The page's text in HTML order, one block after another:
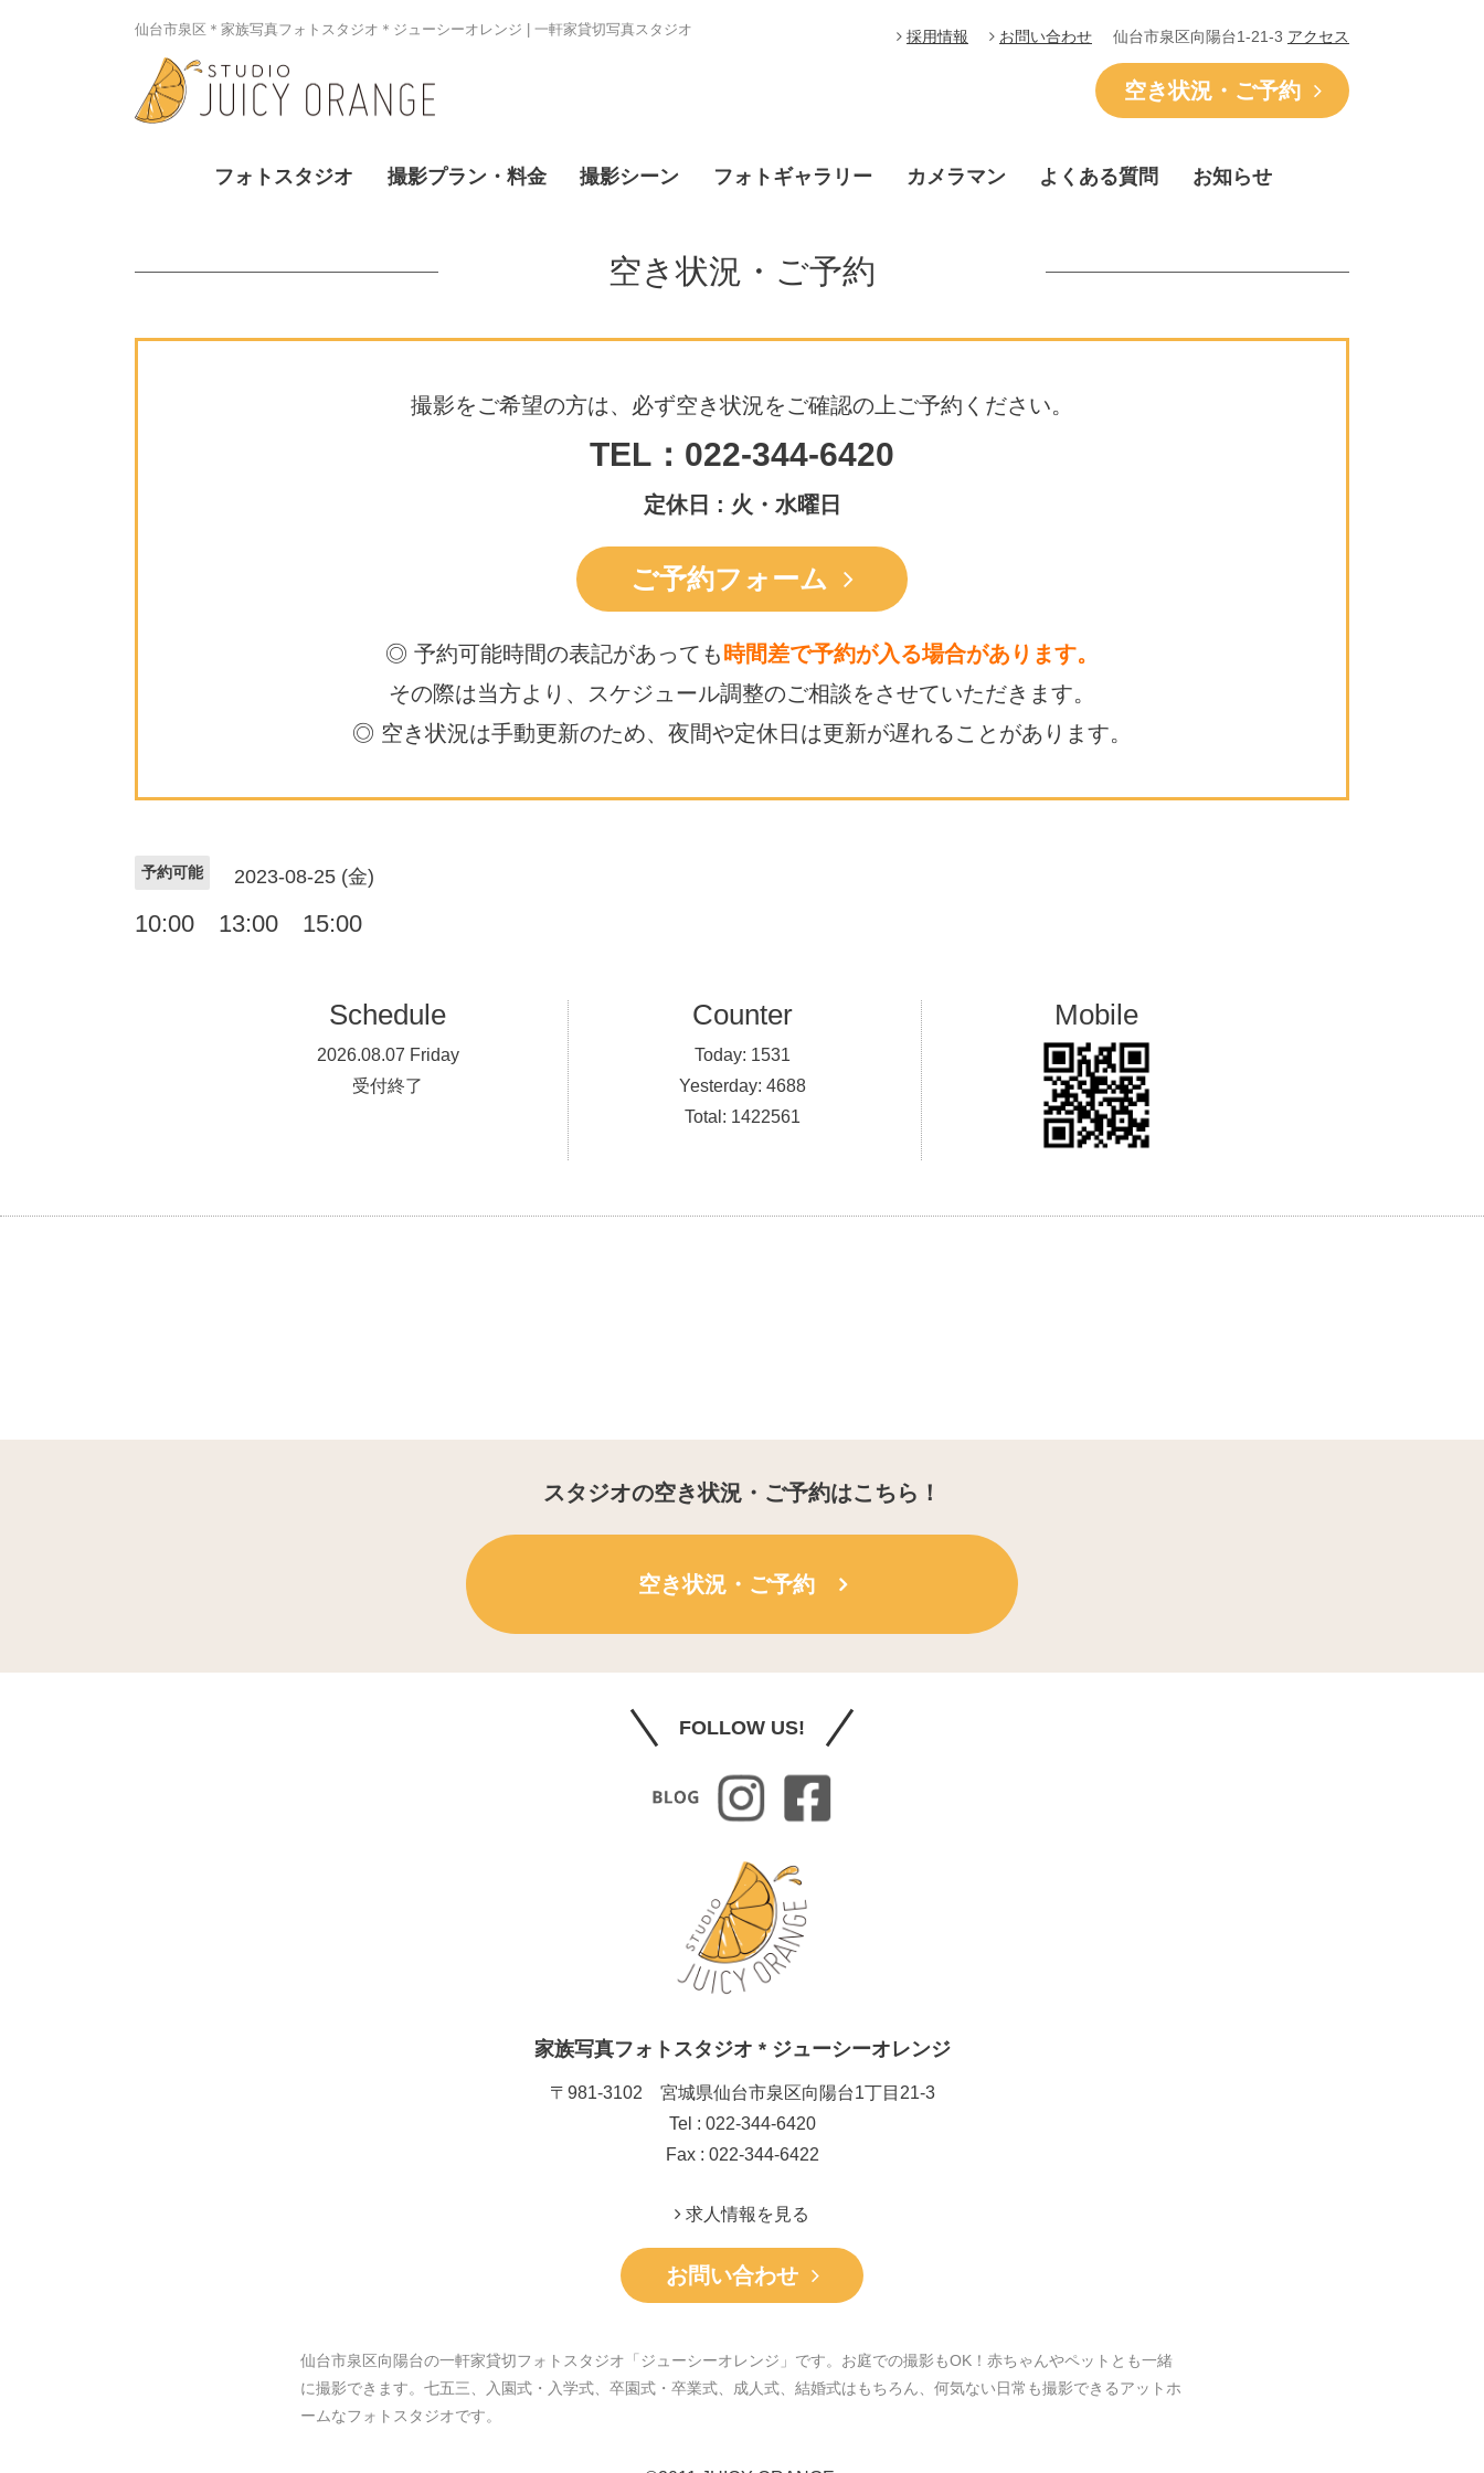
仙台市泉区＊家族写真フォトスタジオ＊ジューシーオレンジ | 一軒家貸切写真スタジオ 採用情報 お問い合わせ 仙台市泉区向陽台1-21-3 アクセス
空き状況・ご予約
フォトスタジオ 撮影プラン・料金 撮影シーン フォトギャラリー カメラマン よくある質問 お知らせ
空き状況・ご予約
撮影をご希望の方は、必ず空き状況をご確認の上ご予約ください。
TEL：022-344-6420
定休日 : 火・水曜日
ご予約フォーム
◎ 予約可能時間の表記があっても 時間差で予約が入る場合があります。
その際は当方より、スケジュール調整のご相談をさせていただきます。
◎ 空き状況は手動更新のため、 夜間や定休日は更新が遅れることがあります。
予約可能 2023-08-25 (金)
10:00 13:00 15:00
Schedule
2026.08.07 Friday
受付終了
Counter
Today: 1531
Yesterday: 4688
Total: 1422561
Mobile
スタジオの空き状況・ご予約はこちら！
空き状況・ご予約
FOLLOW US!
家族写真フォトスタジオ * ジューシーオレンジ
〒981-3102 宮城県仙台市泉区向陽台1丁目21-3
Tel : 022-344-6420
Fax : 022-344-6422
求人情報を見る
お問い合わせ
仙台市泉区向陽台の一軒家貸切フォトスタジオ「ジューシーオレンジ」です。お庭での撮影もOK！赤ちゃんやペットとも一緒
に撮影できます。七五三、入園式・入学式、卒園式・卒業式、成人式、結婚式はもちろん、何気ない日常も撮影できるアットホ
ームなフォトスタジオです。